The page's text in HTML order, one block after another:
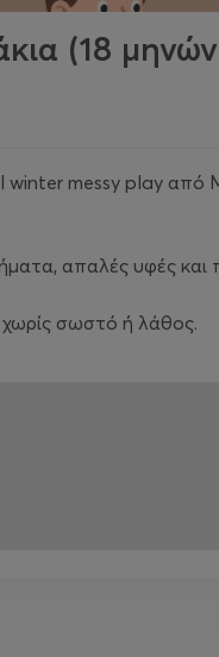
(18
winter messy play από
απαλές υφές και
σωστό ή λάθος.